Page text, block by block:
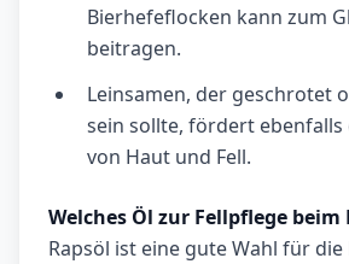
Bierhefeflocken kann zum
beitragen.
Leinsamen, der geschrotet
sein sollte, fördert ebenfalls
von Haut und Fell.
Welches Öl zur Fellpflege beim
Rapsöl ist eine gute Wahl für die